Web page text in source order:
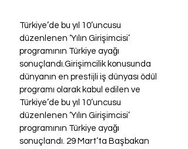
Türkiye’de bu yıl 10’uncusu
düzenlenen ‘Yılın Girişimcisi’
programının Türkiye ayağı
sonuçlandı.Girişimcilik konusunda
dünyanın en prestijli iş dünyası ödül
programı olarak kabul edilen ve
Türkiye’de bu yıl 10’uncusu
düzenlenen ‘Yılın Girişimcisi’
programının Türkiye ayağı
sonuçlandı. 29 Mart’ta Başbakan